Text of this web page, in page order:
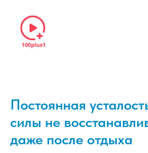
Постоянная
силы не
даже после отдыха